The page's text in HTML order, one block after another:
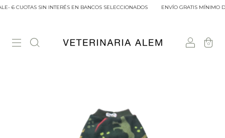
CUOTAS SIN INTERÉS EN BANCOS SELECCIONADOS ENVÍO GRATIS MÍNIMO
0